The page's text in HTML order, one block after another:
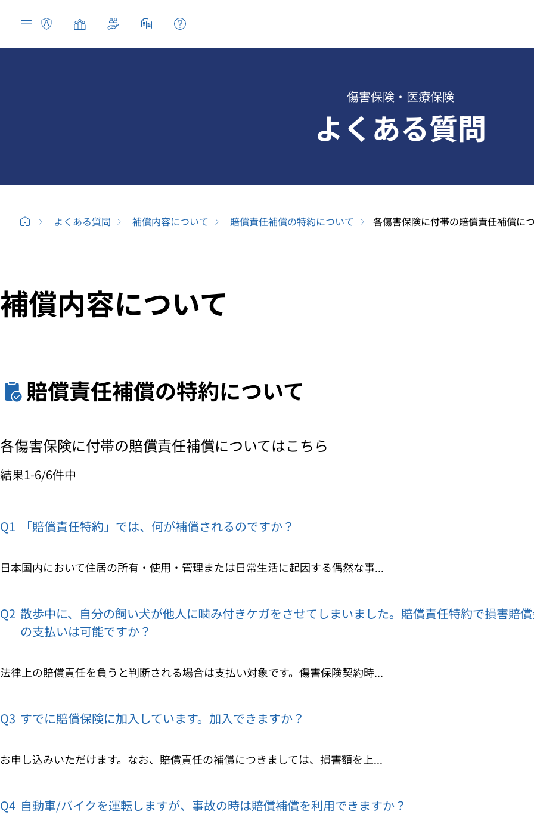
傷害保険・医療保険
よくある質問
よくある質問 補償内容について 賠償責任補償の特約について 各傷害保険に付帯の賠償責任補償に
補償内容について
賠償責任補償の特約について
各傷害保険に付帯の賠償責任補償についてはこちら
結果1-6/6件中
Q1 「賠償責任特約」では、何が補償されるのですか？
日本国内において住居の所有・使用・管理または日常生活に起因する偶然な事...
Q2 散歩中に、自分の飼い犬が他人に噛み付きケガをさせてしまいました。賠償責任特約で損害賠
の支払いは可能ですか？
法律上の賠償責任を負うと判断される場合は支払い対象です。傷害保険契約時...
Q3 すでに賠償保険に加入しています。加入できますか？
お申し込みいただけます。なお、賠償責任の補償につきましては、損害額を上...
Q4 自動車/バイクを運転しますが、事故の時は賠償補償を利用できますか？